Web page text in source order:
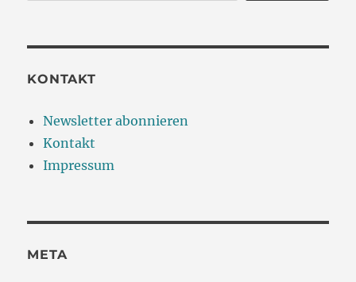
KONTAKT
Newsletter abonnieren
Kontakt
Impressum
META